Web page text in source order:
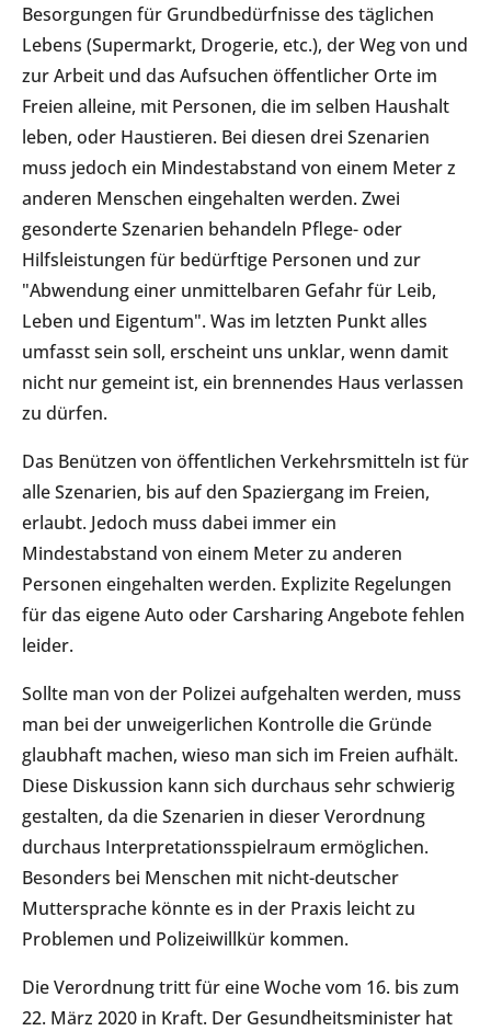
Besorgungen für Grundbedürfnisse des täglichen
Lebens (Supermarkt, Drogerie, etc.), der Weg von und
zur Arbeit und das Aufsuchen öffentlicher Orte im
Freien alleine, mit Personen, die im selben Haushalt
leben, oder Haustieren. Bei diesen drei Szenarien
muss jedoch ein Mindestabstand von einem Meter z
anderen Menschen eingehalten werden. Zwei
gesonderte Szenarien behandeln Pflege- oder
Hilfsleistungen für bedürftige Personen und zur
"Abwendung einer unmittelbaren Gefahr für Leib,
Leben und Eigentum". Was im letzten Punkt alles
umfasst sein soll, erscheint uns unklar, wenn damit
nicht nur gemeint ist, ein brennendes Haus verlassen
zu dürfen.
Das Benützen von öffentlichen Verkehrsmitteln ist für
alle Szenarien, bis auf den Spaziergang im Freien,
erlaubt. Jedoch muss dabei immer ein
Mindestabstand von einem Meter zu anderen
Personen eingehalten werden. Explizite Regelungen
für das eigene Auto oder Carsharing Angebote fehlen
leider.
Sollte man von der Polizei aufgehalten werden, muss
man bei der unweigerlichen Kontrolle die Gründe
glaubhaft machen, wieso man sich im Freien aufhält.
Diese Diskussion kann sich durchaus sehr schwierig
gestalten, da die Szenarien in dieser Verordnung
durchaus Interpretationsspielraum ermöglichen.
Besonders bei Menschen mit nicht-deutscher
Muttersprache könnte es in der Praxis leicht zu
Problemen und Polizeiwillkür kommen.
Die Verordnung tritt für eine Woche vom 16. bis zum
22. März 2020 in Kraft. Der Gesundheitsminister hat